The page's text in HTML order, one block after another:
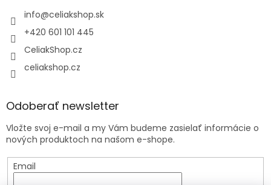
info@celiakshop.sk
+420 601 101 445
CeliakShop.cz
celiakshop.cz
Odoberať newsletter
Vložte svoj e-mail a my Vám budeme zasielať informácie o
nových produktoch na našom e-shope.
Email